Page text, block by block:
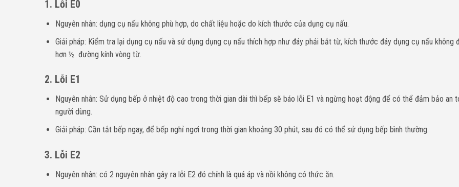
1. Lỗi E0
Nguyên nhân: dụng cụ nấu không phù hợp, do chất liệu hoặc do kích thước của dụng cụ nấu.
Giải pháp: Kiểm tra lại dụng cụ nấu và sử dụng dụng cụ nấu thích hợp như đáy phải bắt từ, kích thước đáy dụng cụ nấu không
hơn ½ đường kính vòng từ.
2. Lỗi E1
Nguyên nhân: Sử dụng bếp ở nhiệt độ cao trong thời gian dài thì bếp sẽ báo lỗi E1 và ngừng hoạt động để có thể đảm bảo an
người dùng.
Giải pháp: Cần tắt bếp ngay, để bếp nghỉ ngơi trong thời gian khoảng 30 phút, sau đó có thể sử dụng bếp bình thường.
3. Lỗi E2
Nguyên nhân: có 2 nguyên nhân gây ra lỗi E2 đó chính là quá áp và nồi không có thức ăn.